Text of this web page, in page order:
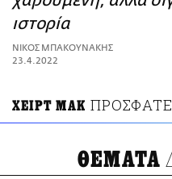
ΑΜΠΑ
PRINT
ιστορία
ΝΙΚΟΣ ΜΠΑΚΟΥΝΑΚΗΣ
23.4.2022
ΧΕΙΡΤ ΜΑΚ
ΘΕΜΑΤΑ